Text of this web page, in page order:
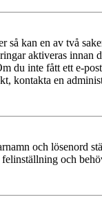
kan en av två
aktiveras
inte fått ett e-
kontakta en
och lösenord
och